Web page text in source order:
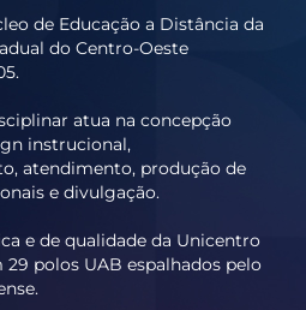
de Educação a Distância da
do Centro-Oeste
atua na concepção
instrucional,
atendimento, produção de
e divulgação.
e de qualidade da Unicentro
29 polos UAB espalhados pelo